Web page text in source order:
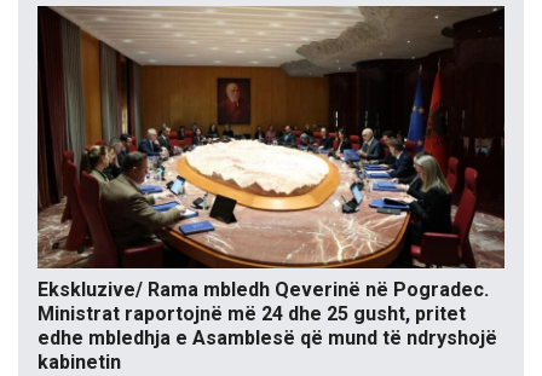
Ekskluzive/ Rama mbledh Qeverinë në Pogradec.
Ministrat raportojnë më 24 dhe 25 gusht, pritet
edhe mbledhja e Asamblesë që mund të ndryshojë
kabinetin